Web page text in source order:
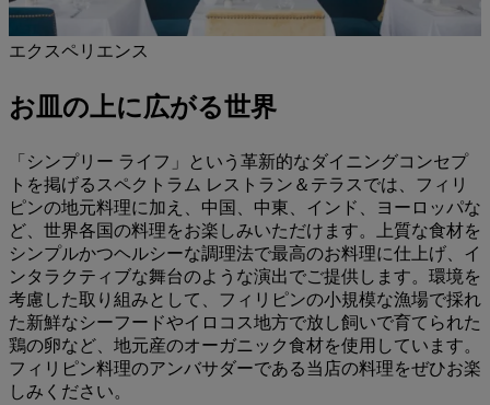
エクスペリエンス
お皿の上に広がる世界
「シンプリー ライフ」という革新的なダイニングコンセプ
トを掲げるスペクトラム レストラン＆テラスでは、フィリ
ピンの地元料理に加え、中国、中東、インド、ヨーロッパな
ど、世界各国の料理をお楽しみいただけます。上質な食材を
シンプルかつヘルシーな調理法で最高のお料理に仕上げ、イ
ンタラクティブな舞台のような演出でご提供します。環境を
考慮した取り組みとして、フィリピンの小規模な漁場で採れ
た新鮮なシーフードやイロコス地方で放し飼いで育てられた
鶏の卵など、地元産のオーガニック食材を使用しています。
フィリピン料理のアンバサダーである当店の料理をぜひお楽
しみください。